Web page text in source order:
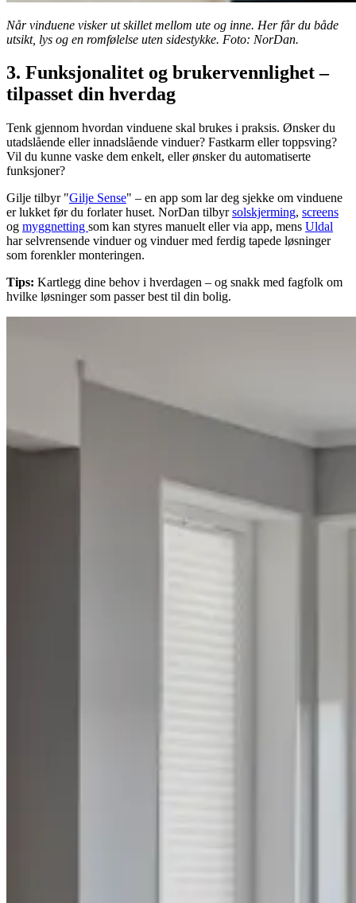
Når vinduene visker ut skillet mellom ute og inne. Her får du både
utsikt, lys og en romfølelse uten sidestykke. Foto: NorDan.
3. Funksjonalitet og brukervennlighet –
tilpasset din hverdag
Tenk gjennom hvordan vinduene skal brukes i praksis. Ønsker du
utadslående eller innadslående vinduer? Fastkarm eller toppsving?
Vil du kunne vaske dem enkelt, eller ønsker du automatiserte
funksjoner?
Gilje tilbyr "Gilje Sense" – en app som lar deg sjekke om vinduene
er lukket før du forlater huset. NorDan tilbyrsolskjerming, screens
og myggnetting som kan styres manuelt eller via app, mens Uldal
har selvrensende vinduer og vinduer med ferdig tapede løsninger
som forenkler monteringen.
Tips: Kartlegg dine behov i hverdagen – og snakk med fagfolk om
hvilke løsninger som passer best til din bolig.